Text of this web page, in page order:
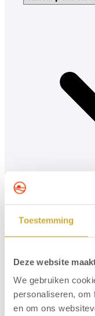
Toestemming
Deze website
We gebruiken
personaliseren, om
en om ons
Faciliteiten